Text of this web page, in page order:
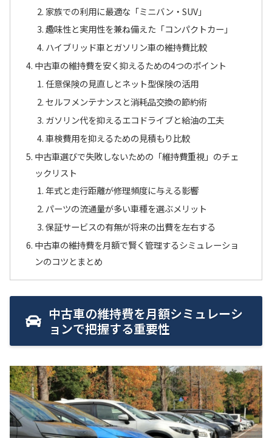
家族での利用に最適な「ミニバン・SUV」
趣味性と実用性を兼ね備えた「コンパクトカー」
ハイブリッド車とガソリン車の維持費比較
中古車の維持費を安く抑えるための4つのポイント
任意保険の見直しとネット型保険の活用
セルフメンテナンスと消耗品交換の節約術
ガソリン代を抑えるエコドライブと給油の工夫
車検費用を抑えるための見積もり比較
中古車選びで失敗しないための「維持費重視」のチェ
ックリスト
年式と走行距離が修理頻度に与える影響
パーツの流通量が多い車種を選ぶメリット
保証サービスの有無が将来の出費を左右する
中古車の維持費を月額で賢く管理するシミュレーショ
ンのコツとまとめ
中古車の維持費を月額シミュレーシ
ョンで把握する重要性